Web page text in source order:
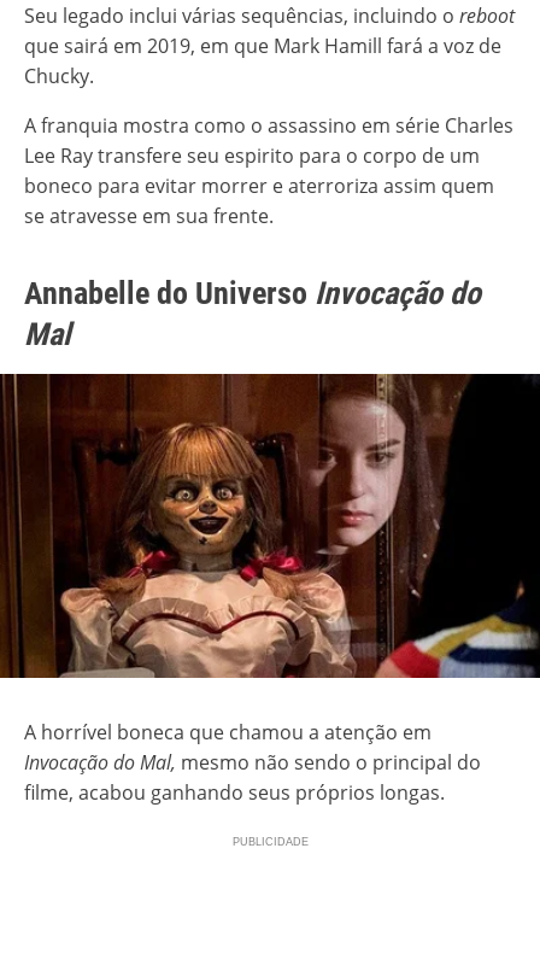
Seu legado inclui várias sequências, incluindo o reboot
que sairá em 2019, em que Mark Hamill fará a voz de
Chucky.
A franquia mostra como o assassino em série Charles
Lee Ray transfere seu espirito para o corpo de um
boneco para evitar morrer e aterroriza assim quem
se atravesse em sua frente.
Annabelle do Universo Invocação do
Mal
A horrível boneca que chamou a atenção em
Invocação do Mal, mesmo não sendo o principal do
filme, acabou ganhando seus próprios longas.